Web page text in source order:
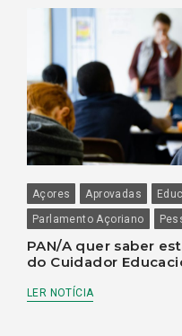
Açores Aprovadas
Parlamento Açoriano
PAN/A quer saber
do Cuidador
LER NOTÍCIA